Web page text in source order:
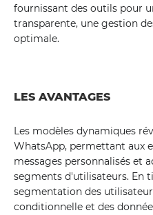
fournissant des outils pour
transparente, une gestion
optimale.
LES AVANTAGES
Les modèles dynamiques
WhatsApp, permettant aux
messages personnalisés et
segments d'utilisateurs. En
segmentation des
conditionnelle et des